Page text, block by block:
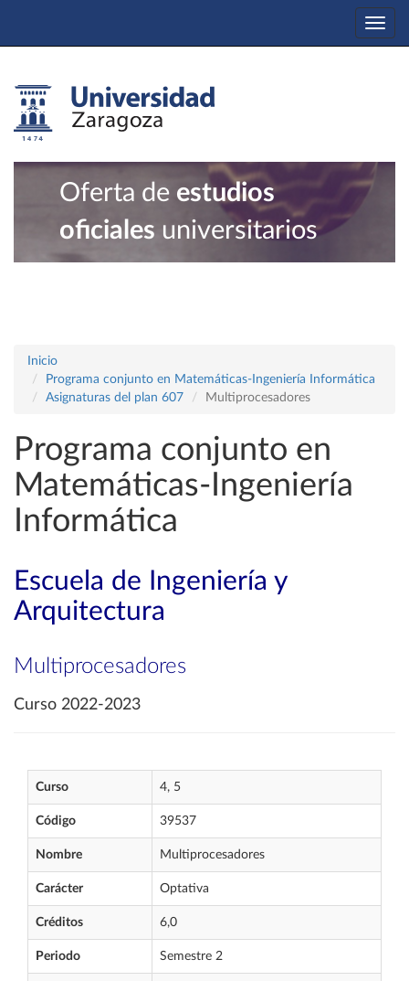
Oferta de estudios
oficiales universitarios
Inicio
Programa conjunto en Matemáticas-Ingeniería Informática
Asignaturas del plan 607
Multiprocesadores
Programa conjunto en
Matemáticas-Ingeniería
Informática
Escuela de Ingeniería y
Arquitectura
Multiprocesadores
Curso 2022-2023
Curso 4, 5
Código 39537
Nombre Multiprocesadores
Carácter Optativa
Créditos 6,0
Periodo Semestre 2